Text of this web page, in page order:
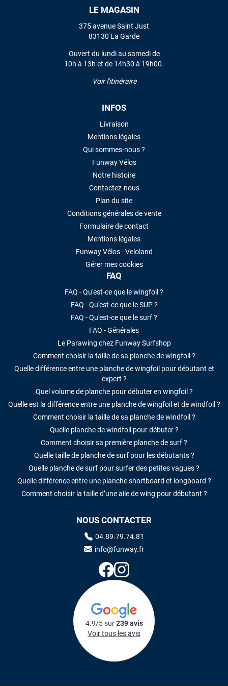
LE MAGASIN
375 avenue Saint Just
83130 La Garde
Ouvert du lundi au samedi de
10h à 13h et de 14h30 à 19h00.
Voir l'itinéraire
INFOS
Livraison
Mentions légales
Qui sommes-nous ?
Funway Vélos
Notre histoire
Contactez-nous
Plan du site
Conditions générales de vente
Formulaire de contact
Mentions légales
Funway Vélos - Veloland
Gérer mes cookies
FAQ
FAQ - Qu'est-ce que le wingfoil ?
FAQ - Qu'est-ce que le SUP ?
FAQ - Qu'est-ce que le surf ?
FAQ - Générales
Le Parawing chez Funway Surfshop
Comment choisir la taille de sa planche de wingfoil ?
Quelle différence entre une planche de wingfoil pour débutant et
expert ?
Quel volume de planche pour débuter en wingfoil ?
Quelle est la différence entre une planche de wingfoil et de windfoil ?
Comment choisir la taille de sa planche de windfoil ?
Quelle planche de windfoil pour débuter ?
Comment choisir sa première planche de surf ?
Quelle taille de planche de surf pour les débutants ?
Quelle planche de surf pour surfer des petites vagues ?
Quelle différence entre une planche shortboard et longboard ?
Comment choisir la taille d’une aile de wing pour débutant ?
NOUS CONTACTER
04.89.79.74.81
info@funway.fr
4.9/5 sur239 avis
Voir tous les avis
VOIR TOUS LES AVIS